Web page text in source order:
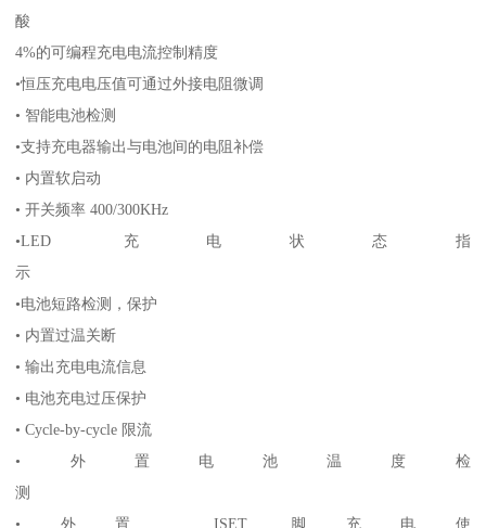
酸
4%的可编程充电电流控制精度
•恒压充电电压值可通过外接电阻微调
• 智能电池检测
•支持充电器输出与电池间的电阻补偿
• 内置软启动
• 开关频率 400/300KHz
•LED 充电状态指
示
•电池短路检测，保护
• 内置过温关断
• 输出充电电流信息
• 电池充电过压保护
• Cycle-by-cycle 限流
•外置电池温度检
测
•外置 ISET 脚充电使